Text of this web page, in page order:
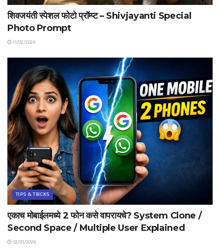
शिवजयंती स्पेशल फोटो प्रॉम्प्ट – Shivjayanti Special
Photo Prompt
11/02/2026
TIPS & TRICKS
एकाच मोबाईलमध्ये 2 फोन कसे वापरायचे? System Clone /
Second Space / Multiple User Explained
02/01/2026